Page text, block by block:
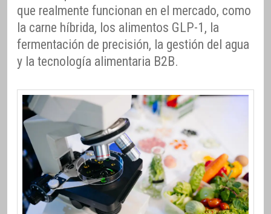
que realmente funcionan en el mercado, como
la carne híbrida, los alimentos GLP-1, la
fermentación de precisión, la gestión del agua
y la tecnología alimentaria B2B.